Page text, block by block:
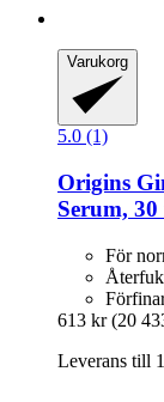
Varukorg
5.0 (1)
Origins
Serum, 30
För
613 kr (20
Leverans till